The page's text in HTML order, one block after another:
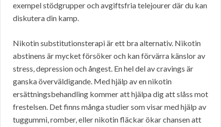
exempel stödgrupper och avgiftsfria telejourer där du kan
diskutera din kamp.
Nikotin substitutionsterapi är ett bra alternativ. Nikotin
abstinens är mycket försöker och kan förvärra känslor av
stress, depression och ångest. En hel del av cravings är
ganska överväldigande. Med hjälp av en nikotin
ersättningsbehandling kommer att hjälpa dig att slåss mot
frestelsen. Det finns många studier som visar med hjälp av
tuggummi, romber, eller nikotin fläckar ökar chansen att